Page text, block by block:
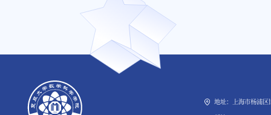
地址：上海市杨浦